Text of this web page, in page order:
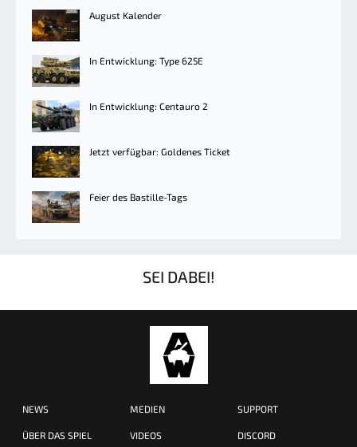
August Kalender
In Entwicklung: Type 625E
In Entwicklung: Centauro 2
Jetzt verfügbar: Goldenes Ticket
Feier des Bastille-Tags
SEI DABEI!
NEWS
ÜBER DAS SPIEL
MEDIEN
VIDEOS
SUPPORT
DISCORD